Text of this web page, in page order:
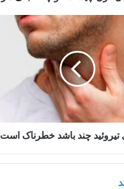
چند باشد خطرناک است